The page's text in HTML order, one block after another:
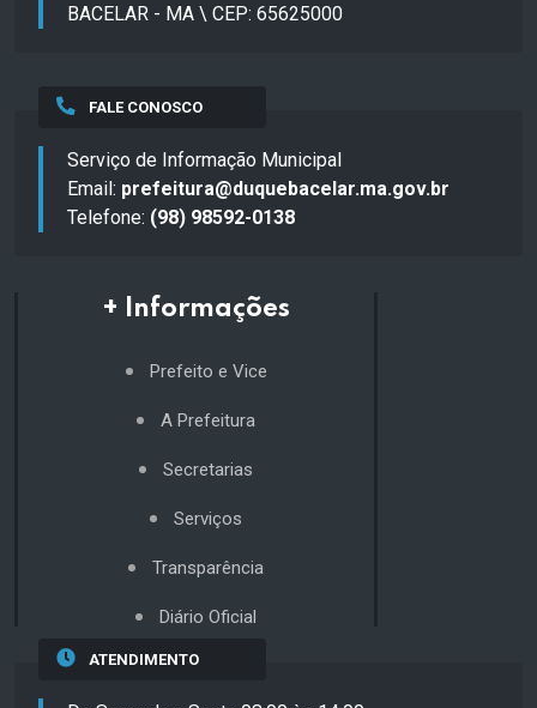
BACELAR - MA \ CEP: 65625000
FALE CONOSCO
Serviço de Informação Municipal
Email: prefeitura@duquebacelar.ma.gov.br
Telefone: (98) 98592-0138
+ Informações
Prefeito e Vice
A Prefeitura
Secretarias
Serviços
Transparência
Diário Oficial
ATENDIMENTO